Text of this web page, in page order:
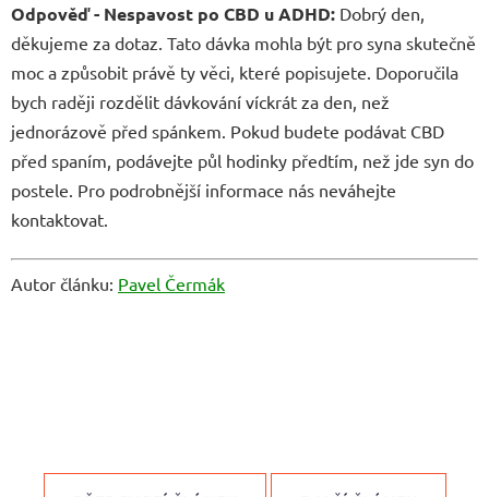
Odpověď - Nespavost po CBD u ADHD: Dobrý den,
děkujeme za dotaz. Tato dávka mohla být pro syna skutečně
moc a způsobit právě ty věci, které popisujete. Doporučila
bych raději rozdělit dávkování víckrát za den, než
jednorázově před spánkem. Pokud budete podávat CBD
před spaním, podávejte půl hodinky předtím, než jde syn do
postele. Pro podrobnější informace nás neváhejte
kontaktovat.
Autor článku: Pavel Čermák